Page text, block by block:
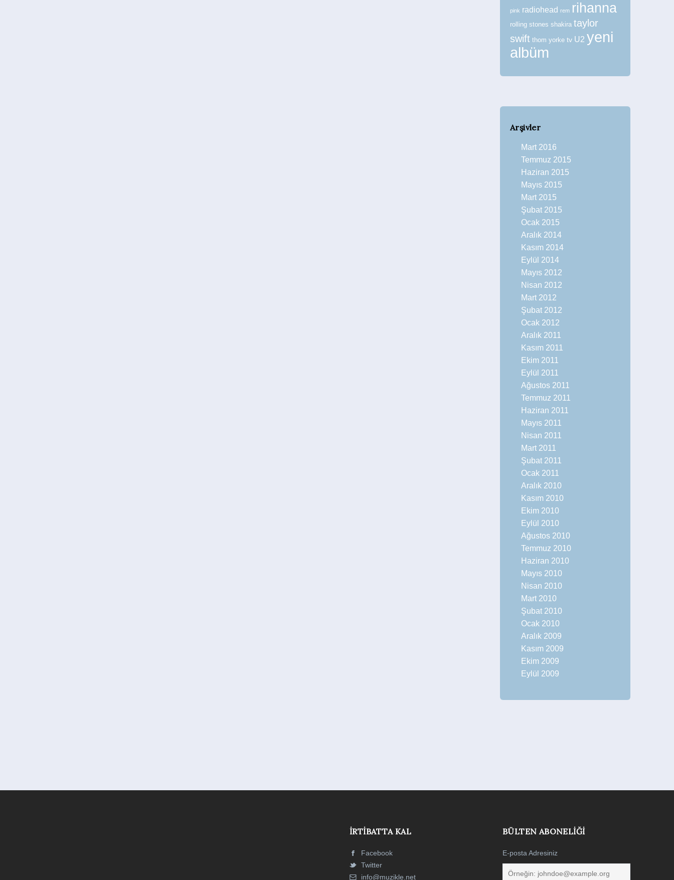
pink radiohead rem rihanna
rolling stones shakira taylor
swift thom yorke tv U2 yeni
albüm
Arşivler
Mart 2016
Temmuz 2015
Haziran 2015
Mayıs 2015
Mart 2015
Şubat 2015
Ocak 2015
Aralık 2014
Kasım 2014
Eylül 2014
Mayıs 2012
Nisan 2012
Mart 2012
Şubat 2012
Ocak 2012
Aralık 2011
Kasım 2011
Ekim 2011
Eylül 2011
Ağustos 2011
Temmuz 2011
Haziran 2011
Mayıs 2011
Nisan 2011
Mart 2011
Şubat 2011
Ocak 2011
Aralık 2010
Kasım 2010
Ekim 2010
Eylül 2010
Ağustos 2010
Temmuz 2010
Haziran 2010
Mayıs 2010
Nisan 2010
Mart 2010
Şubat 2010
Ocak 2010
Aralık 2009
Kasım 2009
Ekim 2009
Eylül 2009
İRTIBATTA KAL
Facebook
Twitter
info@muzikle.net
BÜLTEN ABONELIĞI
E-posta Adresiniz